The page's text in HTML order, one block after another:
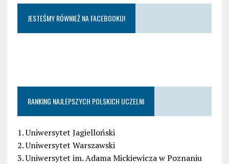
JESTEŚMY RÓWNIEŻ NA FACEBOOKU!
RANKING NAJLEPSZYCH POLSKICH UCZELNI
1. Uniwersytet Jagielloński
2. Uniwersytet Warszawski
3. Uniwersytet im. Adama Mickiewicza w Poznaniu